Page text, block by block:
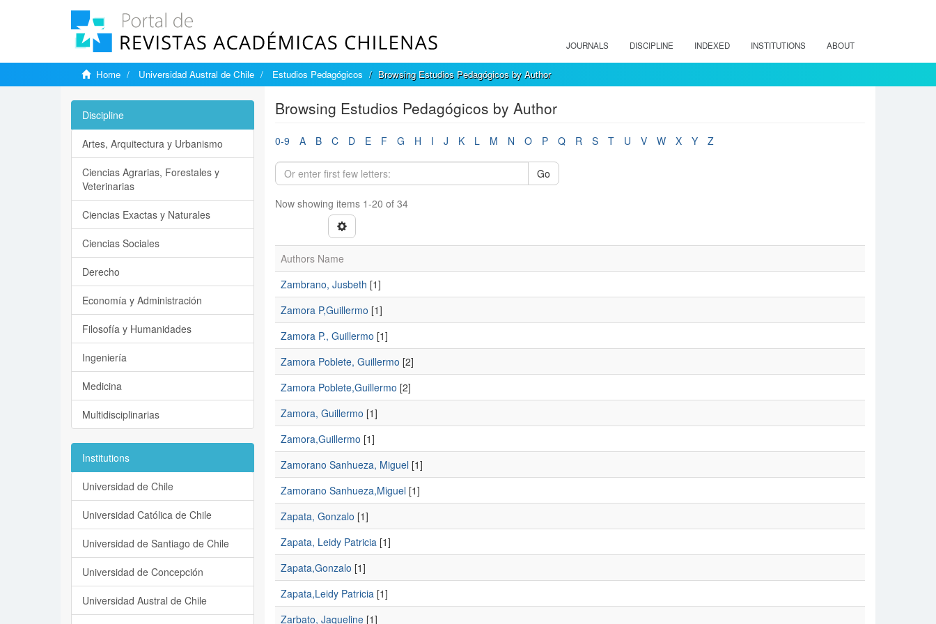
JOURNALS DISCIPLINE INDEXED INSTITUTIONS ABOUT
Home Universidad Austral de Chile Estudios Pedagógicos Browsing Estudios Pedagógicos by Author
Browsing Estudios Pedagógicos by Author
0-9 A B C D E F G H I J K L M N O P Q R S T U V W X Y Z
Go
Now showing items 1-20 of 34
Authors Name
Zambrano, Jusbeth [1]
Zamora P,Guillermo [1]
Zamora P., Guillermo [1]
Zamora Poblete, Guillermo [2]
Zamora Poblete,Guillermo [2]
Zamora, Guillermo [1]
Zamora,Guillermo [1]
Zamorano Sanhueza, Miguel[1]
Zamorano Sanhueza,Miguel[1]
Zapata, Gonzalo [1]
Zapata, Leidy Patricia[1]
Zapata,Gonzalo [1]
Zapata,Leidy Patricia[1]
Zarbato, Jaqueline[1]
Discipline
Artes, Arquitectura y Urbanismo
Ciencias Agrarias, Forestales y
Veterinarias
Ciencias Exactas y Naturales
Ciencias Sociales
Derecho
Economía y Administración
Filosofía y Humanidades
Ingeniería
Medicina
Multidisciplinarias
Institutions
Universidad de Chile
Universidad Católica de Chile
Universidad de Santiago de Chile
Universidad de Concepción
Universidad Austral de Chile